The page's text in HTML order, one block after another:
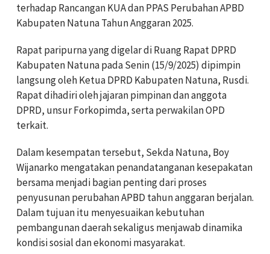
terhadap Rancangan KUA dan PPAS Perubahan APBD
Kabupaten Natuna Tahun Anggaran 2025.
Rapat paripurna yang digelar di Ruang Rapat DPRD
Kabupaten Natuna pada Senin (15/9/2025) dipimpin
langsung oleh Ketua DPRD Kabupaten Natuna, Rusdi.
Rapat dihadiri oleh jajaran pimpinan dan anggota
DPRD, unsur Forkopimda, serta perwakilan OPD
terkait.
Dalam kesempatan tersebut, Sekda Natuna, Boy
Wijanarko mengatakan penandatanganan kesepakatan
bersama menjadi bagian penting dari proses
penyusunan perubahan APBD tahun anggaran berjalan.
Dalam tujuan itu menyesuaikan kebutuhan
pembangunan daerah sekaligus menjawab dinamika
kondisi sosial dan ekonomi masyarakat.